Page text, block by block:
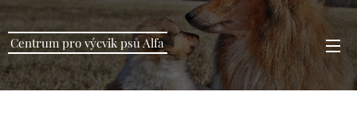
Centrum pro výcvik psů Alfa